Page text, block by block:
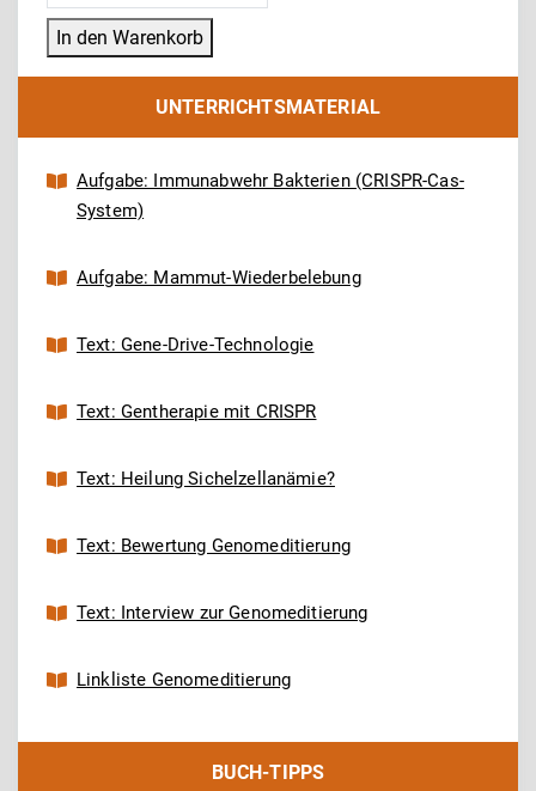
35:
Genome
Editing
CRISPR-
Cas9
Menge
In den Warenkorb
UNTERRICHTSMATERIAL
Aufgabe: Immunabwehr Bakterien (CRISPR-Cas-
System)
Aufgabe: Mammut-Wiederbelebung
Text: Gene-Drive-Technologie
Text: Gentherapie mit CRISPR
Text: Heilung Sichelzellanämie?
Text: Bewertung Genomeditierung
Text: Interview zur Genomeditierung
Linkliste Genomeditierung
BUCH-TIPPS